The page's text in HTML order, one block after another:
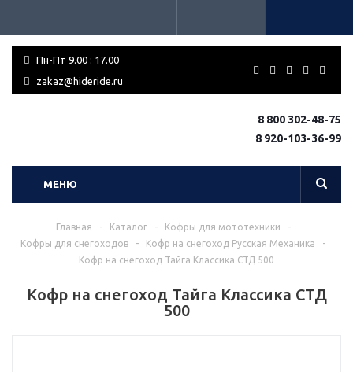
Пн-Пт 9.00 : 17.00
zakaz@hideride.ru
8 800 302-48-75
8 920-103-36-99
МЕНЮ
Главная - Каталог - Кофры для мототехники
-
Кофры для снегоходов
- Кофр на снегоход Русская Механика
-
Кофр на снегоход Тайга Классика СТД 500
Кофр на снегоход Тайга Классика СТД
500